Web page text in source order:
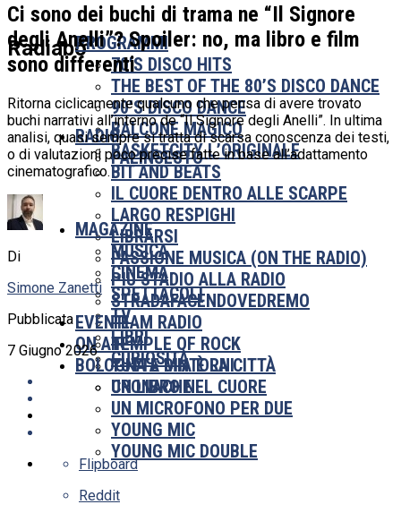
RadiaboPROGRAMMI
70’S DISCO HITS
THE BEST OF THE 80’S DISCO DANCE
90’S DISCO DANCE
BALCONE MAGICO
BASKETCITY L’ORIGINALE
BIT AND BEATS
IL CUORE DENTRO ALLE SCARPE
LARGO RESPIGHI
LIBRARSI
PASSIONE MUSICA (ON THE RADIO)
PIÙ STADIO ALLA RADIO
STRADAFACENDOVEDREMO
TEAM RADIO
TEMPLE OF ROCK
TUTTA MIA È LA CITTÀ
UN LIBRO NEL CUORE
UN MICROFONO PER DUE
YOUNG MIC
YOUNG MIC DOUBLE
RADIO
PALINSESTO
MAGAZINE
MUSICA
CINEMA
SPETTACOLI
TV
LIBRI
CURIOSITÀ
EVENTI
ON AIR
BOLOGNA E DINTORNI
CRONACHE
Ci sono dei buchi di trama ne “Il Signore
degli Anelli”? Spoiler: no, ma libro e film
sono differenti
Ritorna ciclicamente qualcuno che pensa di avere trovato
buchi narrativi all’interno de “Il Signore degli Anelli”. In ultima
analisi, quasi sempre si tratta di scarsa conoscenza dei testi,
o di valutazioni poco precise fatte in base all’adattamento
cinematografico.
Di
Simone Zanetti
Pubblicata
7 Giugno 2026
Flipboard
Reddit